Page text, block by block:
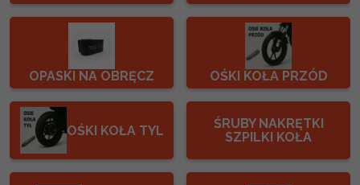
OPASKI NA OBRĘCZ OŚKI KOŁA PRZÓD
OŚKI KOŁA TYL
ŚRUBY NAKRĘTKI
SZPILKI KOŁA